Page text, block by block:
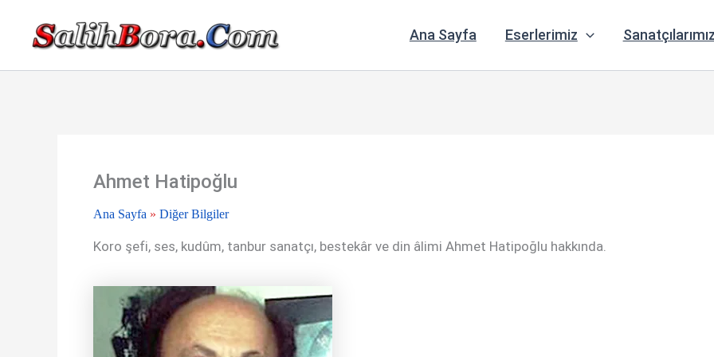
Ana Sayfa Eserlerimiz Sanatçılarımız
Ahmet Hatipoğlu
Ana Sayfa » Diğer Bilgiler
Koro şefi, ses, kudûm, tanbur sanatçı, bestekâr ve din âlimi Ahmet Hatipoğlu hakkında.